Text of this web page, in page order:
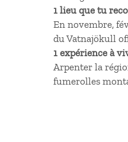
1 lieu que tu
En novembre,
du Vatnajökull
1 expérience à
Arpenter la
fumerolles